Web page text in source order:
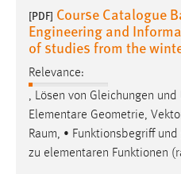
[PDF] Course Catalogue
Engineering and
of studies from the
Relevance:
, Lösen von Gleichungen und
Elementare Geometrie,
Raum, • Funktionsbegriff
zu elementaren Funktionen